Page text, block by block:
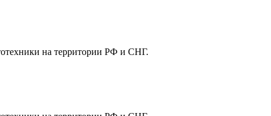
на территории РФ и СНГ.